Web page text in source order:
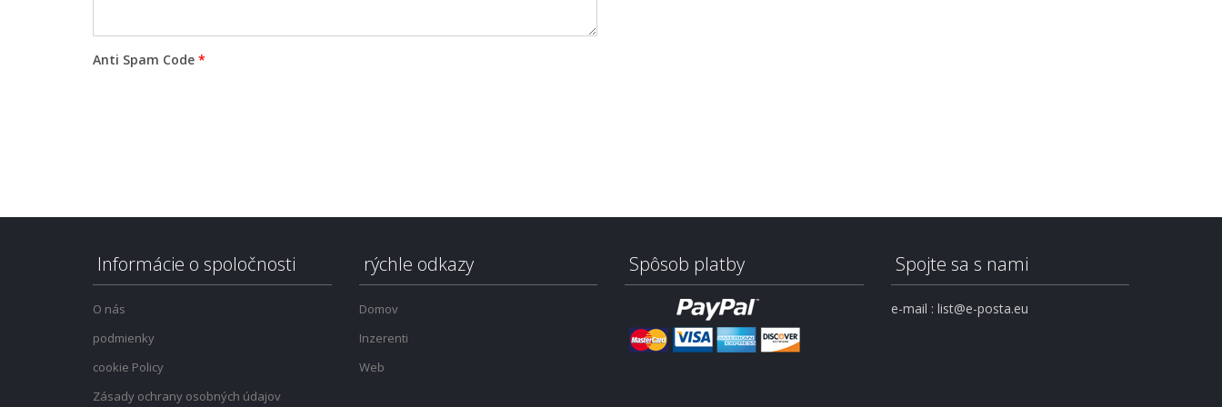
Anti Spam Code *
Informácie o spoločnosti
O nás
podmienky
cookie Policy
Zásady ochrany osobných údajov
rýchle odkazy
Domov
Inzerenti
Web
Spôsob platby Spojte sa s nami
e-mail : list@e-posta.eu